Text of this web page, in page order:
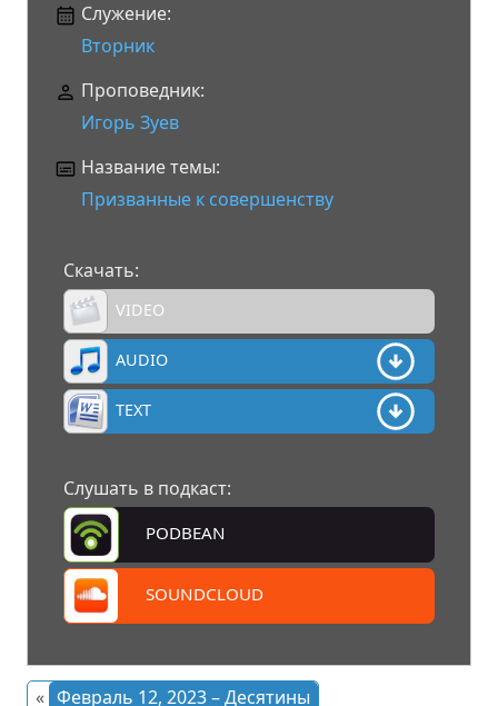
Служение:
Вторник
Проповедник:
Игорь Зуев
Название темы:
Призванные к совершенству
Скачать:
VIDEO
AUDIO
TEXT
Слушать в подкаст:
PODBEAN
SOUNDCLOUD
« Февраль 12, 2023 – Десятины